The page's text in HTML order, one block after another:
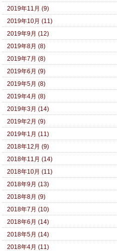
2019年11月 (9)
2019年10月 (11)
2019年9月 (12)
2019年8月 (8)
2019年7月 (8)
2019年6月 (9)
2019年5月 (8)
2019年4月 (8)
2019年3月 (14)
2019年2月 (9)
2019年1月 (11)
2018年12月 (9)
2018年11月 (14)
2018年10月 (11)
2018年9月 (13)
2018年8月 (9)
2018年7月 (10)
2018年6月 (14)
2018年5月 (14)
2018年4月 (11)